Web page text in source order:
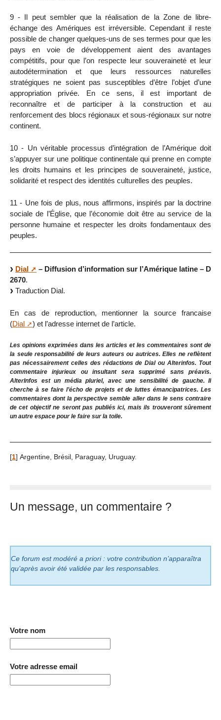
9 - Il peut sembler que la réalisation de la Zone de libre-
échange des Amériques est irréversible. Cependant il reste
possible de changer quelques-uns de ses termes pour que les
pays en voie de développement aient des avantages
compétitifs, pour que l’on respecte leur souveraineté et leur
autodétermination et que leurs ressources naturelles
stratégiques ne soient pas susceptibles d’être l’objet d’une
appropriation privée. En ce sens, il est important de
reconnaître et de participer à la construction et au
renforcement des blocs régionaux et sous-régionaux sur notre
continent.
10 - Un véritable processus d’intégration de l’Amérique doit
s’appuyer sur une politique continentale qui prenne en compte
les droits humains et les principes de souveraineté, justice,
solidarité et respect des identités culturelles des peuples.
11 - Une fois de plus, nous affirmons, inspirés par la doctrine
sociale de l’Église, que l’économie doit être au service de la
personne humaine et respecter les droits fondamentaux des
peuples.
Dial
– Diffusion d’information sur l’Amérique latine – D
2670.
Traduction Dial.
En cas de reproduction, mentionner la source francaise
(Dial ) et l’adresse internet de l’article.
Les opinions exprimées dans les articles et les commentaires sont de
la seule responsabilité de leurs auteurs ou autrices. Elles ne reflètent
pas nécessairement celles des rédactions de Dial ou Alterinfos. Tout
commentaire injurieux ou insultant sera supprimé sans préavis.
AlterInfos est un média pluriel, avec une sensibilité de gauche. Il
cherche à se faire l’écho de projets et de luttes émancipatrices. Les
commentaires dont la perspective semble aller dans le sens contraire
de cet objectif ne seront pas publiés ici, mais ils trouveront sûrement
un autre espace pour le faire sur la toile.
[1] Argentine, Brésil, Paraguay, Uruguay.
Un message, un commentaire ?
Ce forum est modéré a priori : votre contribution n’apparaîtra
qu’après avoir été validée par les responsables.
Votre nom
Votre adresse email